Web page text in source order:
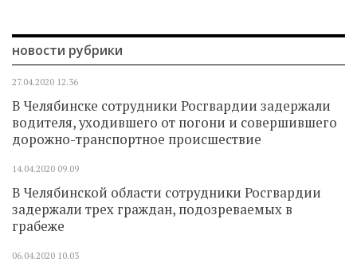
новости рубрики
27.04.2020 12.36
В Челябинске сотрудники Росгвардии задержали
водителя, уходившего от погони и совершившего
дорожно-транспортное происшествие
14.04.2020 09.09
В Челябинской области сотрудники Росгвардии
задержали трех граждан, подозреваемых в
грабеже
06.04.2020 10.03